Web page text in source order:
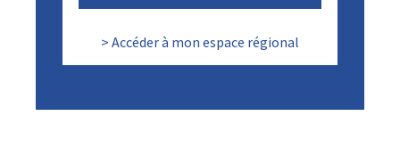
> Accéder à mon espace régional